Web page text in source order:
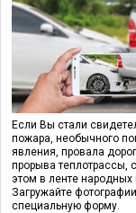
Если Вы стали
пожара, необычного
явления, провала
прорыва теплотрассы,
этом в ленте народных
Загружайте
специальную форму.